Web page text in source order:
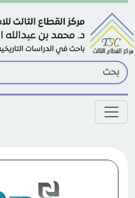
Skip to main content